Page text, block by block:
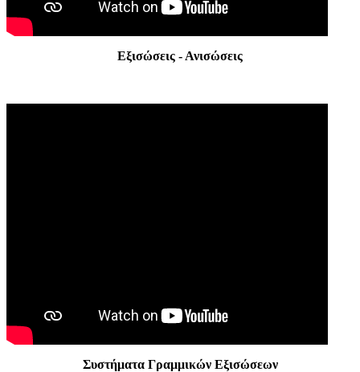
Εξισώσεις - Ανισώσεις
Συστήματα Γραμμικών Εξισώσεων